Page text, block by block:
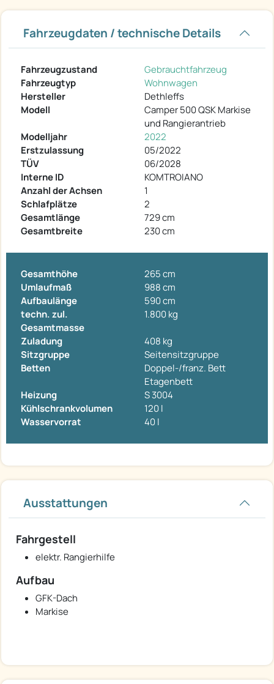
Fahrzeugdaten / technische Details
Fahrzeugzustand
Gebrauchtfahrzeug
Fahrzeugtyp
Wohnwagen
Hersteller
Dethleffs
Modell
Camper 500 QSK Markise
und Rangierantrieb
Modelljahr
2022
Erstzulassung
05/2022
TÜV
06/2028
Interne ID
KOMTROIANO
Anzahl der Achsen
1
Schlafplätze
2
Gesamtlänge
729 cm
Gesamtbreite
230 cm
Gesamthöhe
265 cm
Umlaufmaß
988 cm
Aufbaulänge
590 cm
techn. zul.
Gesamtmasse
1.800 kg
Zuladung
408 kg
Sitzgruppe
Seitensitzgruppe
Betten
Doppel-/franz. Bett
Etagenbett
Heizung
S 3004
Kühlschrankvolumen
120 l
Wasservorrat
40 l
Ausstattungen
Fahrgestell
elektr. Rangierhilfe
Aufbau
GFK-Dach
Markise